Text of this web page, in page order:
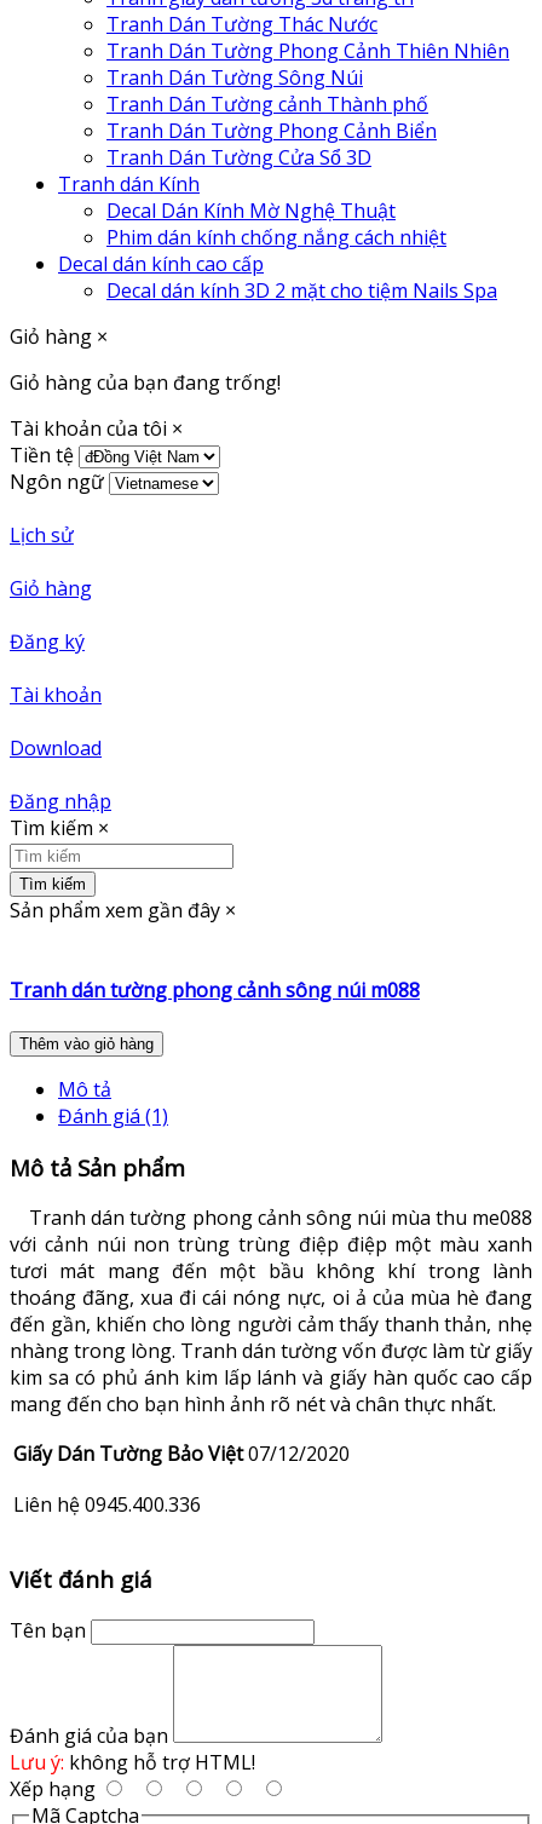
Tranh Dán Tường Thác Nước
Tranh Dán Tường Phong Cảnh Thiên Nhiên
Tranh Dán Tường Sông Núi
Tranh Dán Tường cảnh Thành phố
Tranh Dán Tường Phong Cảnh Biển
Tranh Dán Tường Cửa Sổ 3D
Tranh dán Kính
Decal Dán Kính Mờ Nghệ Thuật
Phim dán kính chống nắng cách nhiệt
Decal dán kính cao cấp
Decal dán kính 3D 2 mặt cho tiệm Nails Spa
Giỏ hàng ×
Giỏ hàng của bạn đang trống!
Tài khoản của tôi ×
Tiền tệ
Ngôn ngữ
Lịch sử
Giỏ hàng
Đăng ký
Tài khoản
Download
Đăng nhập
Tìm kiếm ×
Tìm kiếm
Sản phẩm xem gần đây ×
Tranh dán tường phong cảnh sông núi m088
Thêm vào giỏ hàng
Mô tả
Đánh giá (1)
Mô tả Sản phẩm
Tranh dán tường phong cảnh sông núi mùa thu me088
với cảnh núi non trùng trùng điệp điệp một màu xanh
tươi mát mang đến một bầu không khí trong lành
thoáng đãng, xua đi cái nóng nực, oi ả của mùa hè đang
đến gần, khiến cho lòng người cảm thấy thanh thản, nhẹ
nhàng trong lòng. Tranh dán tường vốn được làm từ giấy
kim sa có phủ ánh kim lấp lánh và giấy hàn quốc cao cấp
mang đến cho bạn hình ảnh rõ nét và chân thực nhất.
Giấy Dán Tường Bảo Việt07/12/2020
Liên hệ 0945.400.336
Viết đánh giá
Tên bạn
Đánh giá của bạn
Lưu ý: không hỗ trợ HTML!
Xếp hạng
Mã Captcha